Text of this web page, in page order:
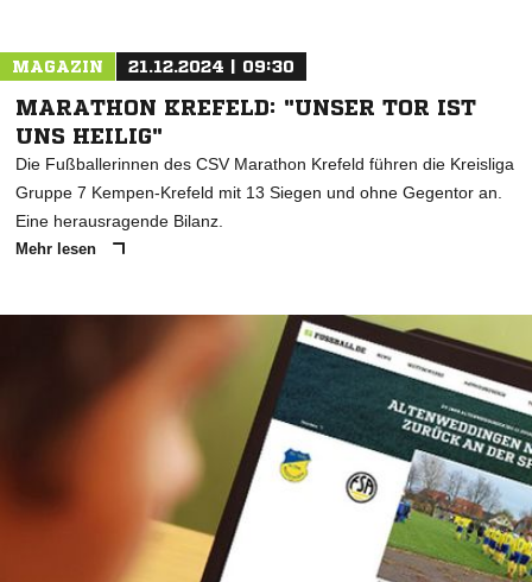
MAGAZIN 21.12.2024 | 09:30
MARATHON KREFELD: "UNSER TOR IST
UNS HEILIG"
Die Fußballerinnen des CSV Marathon Krefeld führen die Kreisliga
Gruppe 7 Kempen-Krefeld mit 13 Siegen und ohne Gegentor an.
Eine herausragende Bilanz.
Mehr lesen